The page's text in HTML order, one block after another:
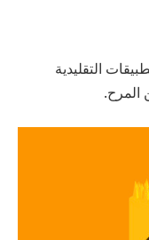
التقليدية
المرح.